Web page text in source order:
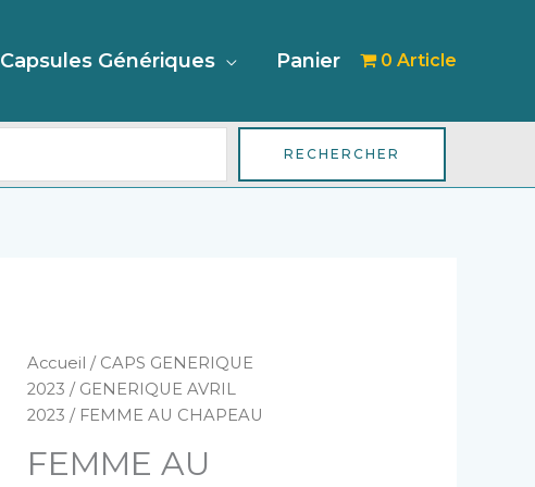
Capsules Génériques Panier 0 Article
RECHERCHER
Accueil / CAPS GENERIQUE
2023 / GENERIQUE AVRIL
2023 / FEMME AU CHAPEAU
FEMME AU
quantité
de
FEMME
CHAPEAU